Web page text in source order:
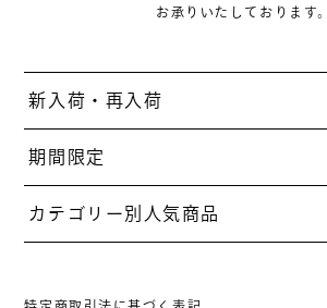
お承りいたしております。
新入荷・再入荷
期間限定
カテゴリー別人気商品